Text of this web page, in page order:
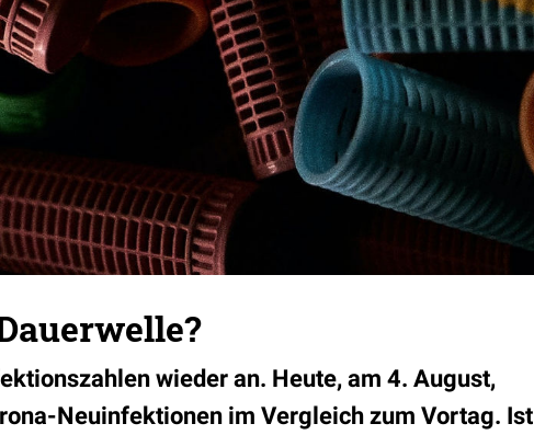
wieder an. Heute, am 4. August,
Neuinfektionen im Vergleich zum Vortag. Ist